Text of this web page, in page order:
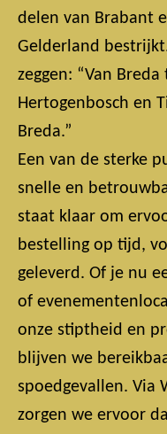
delen van Brabant
Gelderland
zeggen: “Van
Hertogenbosch en
Breda.”
Een van de sterke
snelle en
staat klaar om
bestelling op tijd,
geleverd. Of je nu
of
onze stiptheid en
blijven we
spoedgevallen. Via
zorgen we ervoor